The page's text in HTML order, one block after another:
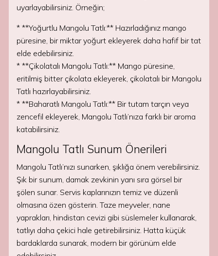
uyarlayabilirsiniz. Örneğin;
* **Yoğurtlu Mangolu Tatlı:** Hazırladığınız mango
püresine, bir miktar yoğurt ekleyerek daha hafif bir tat
elde edebilirsiniz.
* **Çikolatalı Mangolu Tatlı:** Mango püresine,
eritilmiş bitter çikolata ekleyerek, çikolatalı bir Mangolu
Tatlı hazırlayabilirsiniz.
* **Baharatlı Mangolu Tatlı:** Bir tutam tarçın veya
zencefil ekleyerek, Mangolu Tatlı’nıza farklı bir aroma
katabilirsiniz.
Mangolu Tatlı Sunum Önerileri
Mangolu Tatlı’nızı sunarken, şıklığa önem verebilirsiniz.
Şık bir sunum, damak zevkinin yanı sıra görsel bir
şölen sunar. Servis kaplarınızın temiz ve düzenli
olmasına özen gösterin. Taze meyveler, nane
yaprakları, hindistan cevizi gibi süslemeler kullanarak,
tatlıyı daha çekici hale getirebilirsiniz. Hatta küçük
bardaklarda sunarak, modern bir görünüm elde